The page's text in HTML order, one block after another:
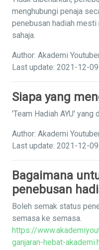
menghubungi penaja
penebusan hadiah mesti
sahaja.
Author: Akademi
Last update: 2021-12-
Siapa yang
'Team Hadiah AYU' yang
Author: Akademi
Last update: 2021-12-
Bagaimana
penebusan
Boleh semak status
semasa ke semasa.
https://
ganjaran-hebat-